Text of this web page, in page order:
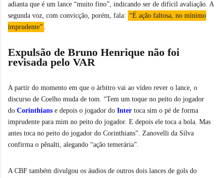
adianta que é um lance “muito fino”, indicando ser de difícil avaliação. A
segunda voz, com convicção, porém, fala: “É ação faltosa, no mínimo
imprudente” .
Expulsão de Bruno Henrique não foi
revisada pelo VAR
A partir do momento em que o árbitro vai ao vídeo rever o lance, o
discurso de Coelho muda de tom. “Tem um toque no peito do jogador
do Corinthians e depois o jogador do Inter toca sim o pé de forma
imprudente para mim no peito do jogador. E depois ele toca a bola. Mas
antes toca no peito do jogador do Corinthians”. Zanovelli da Silva
confirma o pênalti, alegando “ação temerária”.
A CBF também divulgou os áudios de outros dois lances de gols do